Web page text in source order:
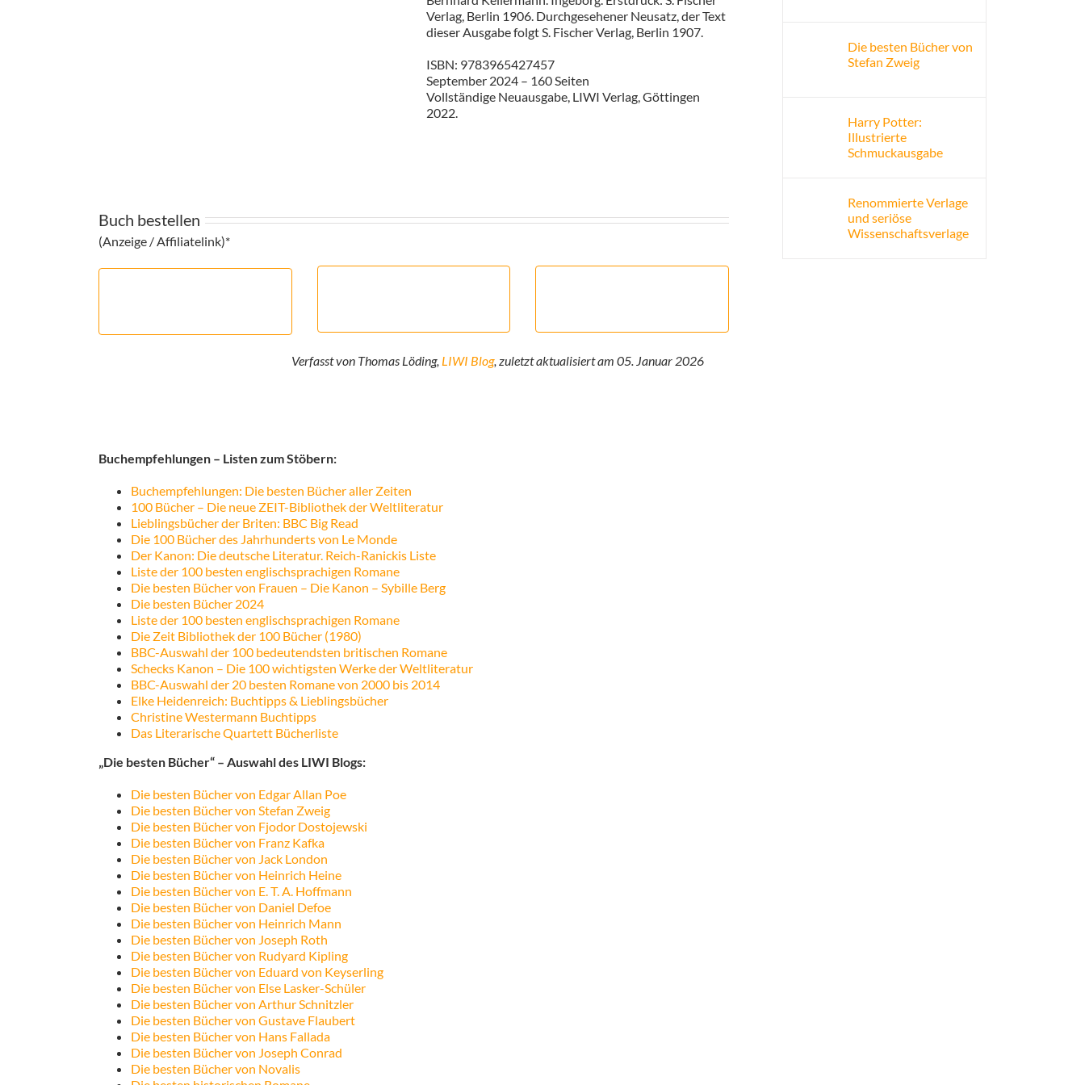
Verlag, Berlin 1906. Durchgesehener Neusatz, der Text
dieser Ausgabe folgt S. Fischer Verlag, Berlin 1907.
ISBN: 9783965427457
September 2024 – 160 Seiten
Vollständige Neuausgabe, LIWI Verlag, Göttingen
2022.
Buch bestellen
(Anzeige / Affiliatelink)*
Verfasst von Thomas Löding, LIWI Blog, zuletzt aktualisiert am 05. Januar 2026
Buchempfehlungen – Listen zum Stöbern:
Buchempfehlungen: Die besten Bücher aller Zeiten
100 Bücher – Die neue ZEIT-Bibliothek der Weltliteratur
Lieblingsbücher der Briten: BBC Big Read
Die 100 Bücher des Jahrhunderts von Le Monde
Der Kanon: Die deutsche Literatur. Reich-Ranickis Liste
Liste der 100 besten englischsprachigen Romane
Die besten Bücher von Frauen – Die Kanon – Sybille Berg
Die besten Bücher 2024
Liste der 100 besten englischsprachigen Romane
Die Zeit Bibliothek der 100 Bücher (1980)
BBC-Auswahl der 100 bedeutendsten britischen Romane
Schecks Kanon – Die 100 wichtigsten Werke der Weltliteratur
BBC-Auswahl der 20 besten Romane von 2000 bis 2014
Elke Heidenreich: Buchtipps & Lieblingsbücher
Christine Westermann Buchtipps
Das Literarische Quartett Bücherliste
„Die besten Bücher“ – Auswahl des LIWI Blogs:
Die besten Bücher von Edgar Allan Poe
Die besten Bücher von Stefan Zweig
Die besten Bücher von Fjodor Dostojewski
Die besten Bücher von Franz Kafka
Die besten Bücher von Jack London
Die besten Bücher von Heinrich Heine
Die besten Bücher von E. T. A. Hoffmann
Die besten Bücher von Daniel Defoe
Die besten Bücher von Heinrich Mann
Die besten Bücher von Joseph Roth
Die besten Bücher von Rudyard Kipling
Die besten Bücher von Eduard von Keyserling
Die besten Bücher von Else Lasker-Schüler
Die besten Bücher von Arthur Schnitzler
Die besten Bücher von Gustave Flaubert
Die besten Bücher von Hans Fallada
Die besten Bücher von Joseph Conrad
Die besten Bücher von Novalis
Die besten Bücher von
Stefan Zweig
Harry Potter:
Illustrierte
Schmuckausgabe
Renommierte Verlage
und seriöse
Wissenschaftsverlage